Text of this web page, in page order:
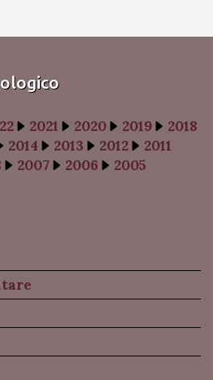
2021 2020 2019
2018
2014 2013 2012
2011
2007 2006 2005